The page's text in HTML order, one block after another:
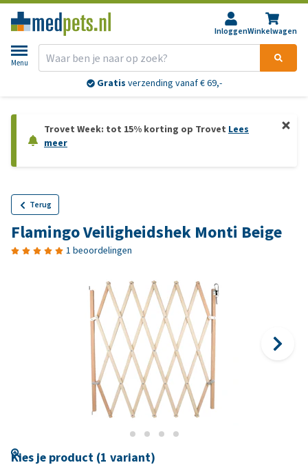
InloggenWinkelwagen
Menu
Gratis verzending vanaf € 69,-
Trovet Week: tot 15% korting op Trovet Lees
meer
Terug
Flamingo Veiligheidshek Monti Beige
1 beoordelingen
Kies je product (1 variant)